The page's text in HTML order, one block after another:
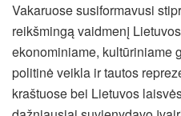
Vakaruose susiformavusi
reikšmingą vaidmenį
ekonominiame, kultūriniame
politinė veikla ir tautos
kraštuosebei Lietuvos